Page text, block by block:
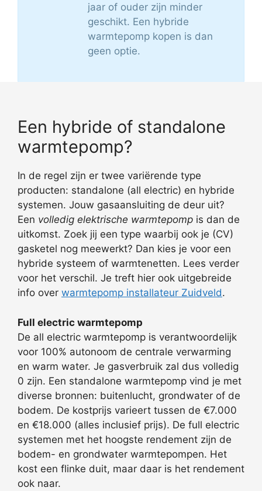
jaar of ouder zijn minder
geschikt. Een hybride
warmtepomp kopen is dan
geen optie.
Een hybride of standalone
warmtepomp?
In de regel zijn er twee variërende type
producten: standalone (all electric) en hybride
systemen. Jouw gasaansluiting de deur uit?
Een volledig elektrische warmtepomp is dan de
uitkomst. Zoek jij een type waarbij ook je (CV)
gasketel nog meewerkt? Dan kies je voor een
hybride systeem of warmtenetten. Lees verder
voor het verschil. Je treft hier ook uitgebreide
info over warmtepomp installateur Zuidveld.
Full electric warmtepomp
De all electric warmtepomp is verantwoordelijk
voor 100% autonoom de centrale verwarming
en warm water. Je gasverbruik zal dus volledig
0 zijn. Een standalone warmtepomp vind je met
diverse bronnen: buitenlucht, grondwater of de
bodem. De kostprijs varieert tussen de €7.000
en €18.000 (alles inclusief prijs). De full electric
systemen met het hoogste rendement zijn de
bodem- en grondwater warmtepompen. Het
kost een flinke duit, maar daar is het rendement
ook naar.